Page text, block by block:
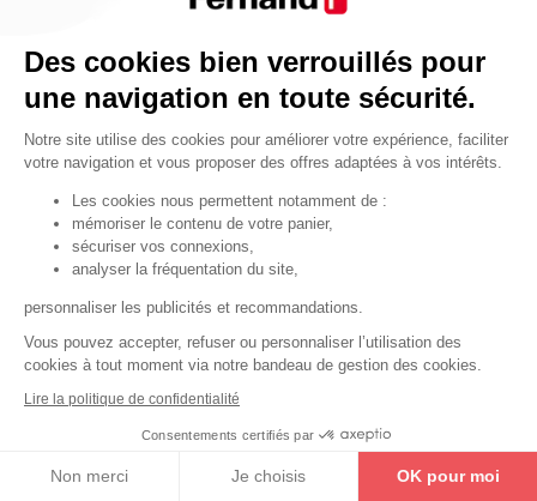
Cendrier
Par fonctionnalité
Equipements de porte
•Judas de porte
Fermes-portes
•Arrêts de porte
•Butoirs de porte
• Charnières de porte
• Accessoires de fixation
Les astuces
Les équipements de porte
Les équipements pour les personnes
Des cookies bien verrouillés pour
une navigation en toute sécurité.
Notre site utilise des cookies pour améliorer votre expérience, faciliter
votre navigation et vous proposer des offres adaptées à vos intérêts.
Les cookies nous permettent notamment de :
mémoriser le contenu de votre panier,
sécuriser vos connexions,
analyser la fréquentation du site,
personnaliser les publicités et recommandations.
Vous pouvez accepter, refuser ou personnaliser l’utilisation des
cookies à tout moment via notre bandeau de gestion des cookies.
Lire la politique de confidentialité
Consentements certifiés par
Non merci Je choisis OK pour moi